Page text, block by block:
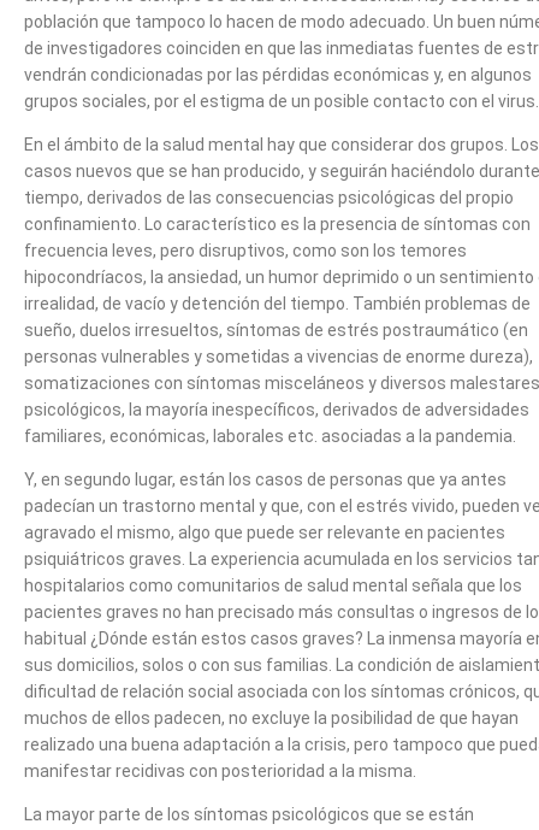
población que tampoco lo hacen de modo adecuado. Un buen
de investigadores coinciden en que las inmediatas fuentes de
vendrán condicionadas por las pérdidas económicas y, en algunos
grupos sociales, por el estigma de un posible contacto con el virus.
En el ámbito de la salud mental hay que considerar dos grupos. Los
casos nuevos que se han producido, y seguirán haciéndolo durante
tiempo, derivados de las consecuencias psicológicas del propio
confinamiento. Lo característico es la presencia de síntomas con
frecuencia leves, pero disruptivos, como son los temores
hipocondríacos, la ansiedad, un humor deprimido o un sentimiento
irrealidad, de vacío y detención del tiempo. También problemas de
sueño, duelos irresueltos, síntomas de estrés postraumático (en
personas vulnerables y sometidas a vivencias de enorme dureza),
somatizaciones con síntomas misceláneos y diversos malestares
psicológicos, la mayoría inespecíficos, derivados de adversidades
familiares, económicas, laborales etc. asociadas a la pandemia.
Y, en segundo lugar, están los casos de personas que ya antes
padecían un trastorno mental y que, con el estrés vivido, pueden
agravado el mismo, algo que puede ser relevante en pacientes
psiquiátricos graves. La experiencia acumulada en los servicios
hospitalarios como comunitarios de salud mental señala que los
pacientes graves no han precisado más consultas o ingresos de lo
habitual ¿Dónde están estos casos graves? La inmensa mayoría
sus domicilios, solos o con sus familias. La condición de
dificultad de relación social asociada con los síntomas crónicos,
muchos de ellos padecen, no excluye la posibilidad de que hayan
realizado una buena adaptación a la crisis, pero tampoco que
manifestar recidivas con posterioridad a la misma.
La mayor parte de los síntomas psicológicos que se están